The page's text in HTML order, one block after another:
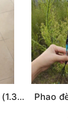
Phao Đk dáng Dài (1.3T) các màu (#16-dài 30cm)